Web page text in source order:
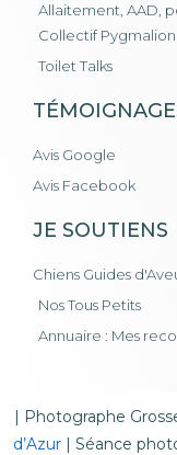
Allaitement, AAD,
Collectif Pygmalion
Toilet Talks
Avis Google
Avis Facebook
JE SOUTIENS
Chiens Guides
Nos Tous Petits
Annuaire : Mes
| Photographe
d’Azur | Séance